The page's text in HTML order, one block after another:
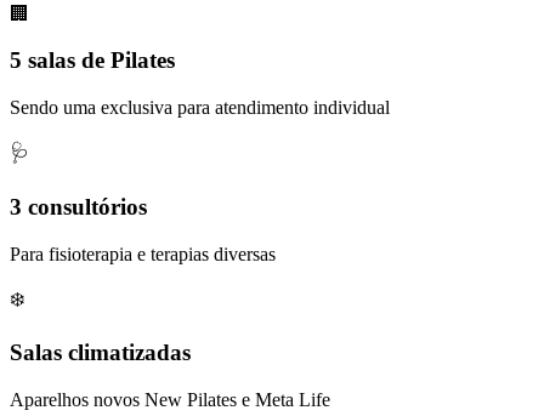
🏢
5 salas de Pilates
Sendo uma exclusiva para atendimento individual
🩺
3 consultórios
Para fisioterapia e terapias diversas
❄️
Salas climatizadas
Aparelhos novos New Pilates e Meta Life